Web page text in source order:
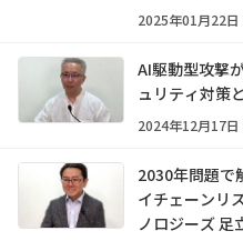
2025年01月22
AI駆動型攻撃
ュリティ対策
2024年12月17
2030年問題で
イチェーンリ
ノロジーズ 足